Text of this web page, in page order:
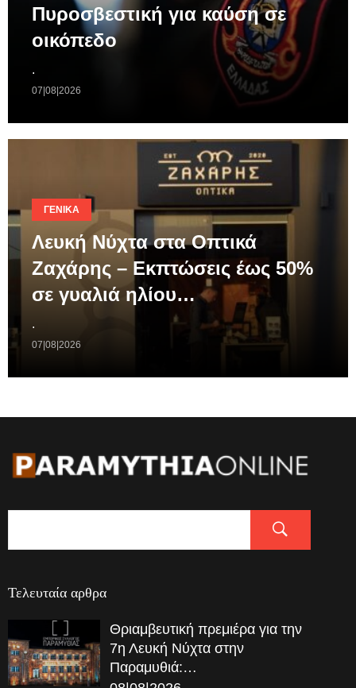
Πυροσβεστική για καύση σε
οικόπεδο
.
07|08|2026
ΓΕΝΙΚΆ
Λευκή Νύχτα στα Οπτικά
Ζαχάρης – Εκπτώσεις έως 50%
σε γυαλιά ηλίου…
.
07|08|2026
Τελευταία αρθρα
Θριαμβευτική πρεμιέρα για την
7η Λευκή Νύχτα στην
Παραμυθιά:…